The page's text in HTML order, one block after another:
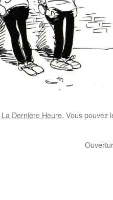
La Dernière Heure. Vous pouvez